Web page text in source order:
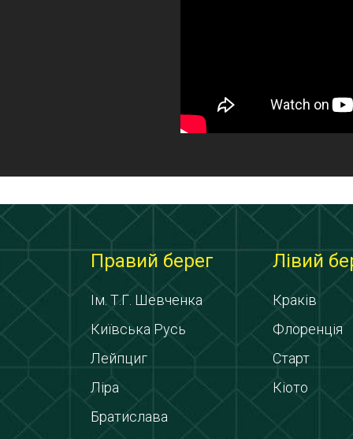
Правий берег
Ім. Т.Г. Шевченка
Київська Русь
Лейпциг
Ліра
Братислава
Лівий
Краків
Флоренція
Старт
Кіото